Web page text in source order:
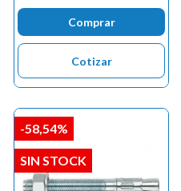
Comprar
Cotizar
-58,54%
SIN STOCK